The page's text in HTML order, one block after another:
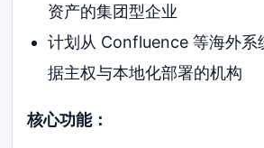
资产的集团型企业
计划从 Confluence 等海外系
据主权与本地化部署的机构
核心功能：